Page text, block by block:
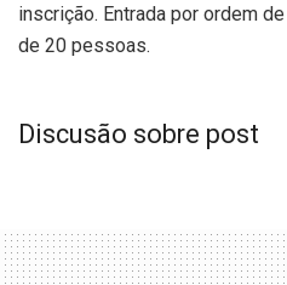
inscrição. Entrada por ordem
de 20 pessoas.
Discusão sobre post